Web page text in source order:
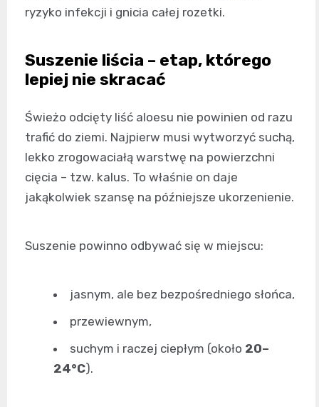
ryzyko infekcji i gnicia całej rozetki.
Suszenie liścia – etap, którego
lepiej nie skracać
Świeżo odcięty liść aloesu nie powinien od razu
trafić do ziemi. Najpierw musi wytworzyć suchą,
lekko zrogowaciałą warstwę na powierzchni
cięcia – tzw. kalus. To właśnie on daje
jakąkolwiek szansę na późniejsze ukorzenienie.
Suszenie powinno odbywać się w miejscu:
jasnym, ale bez bezpośredniego słońca,
przewiewnym,
suchym i raczej ciepłym (około 20–
24°C).